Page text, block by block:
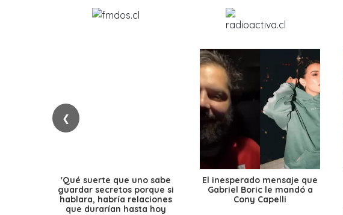
❮
'Qué suerte que uno sabe
guardar secretos porque si
hablara, habría relaciones
que durarían hasta hoy
El inesperado mensaje que
Gabriel Boric le mandó a
Cony Capelli